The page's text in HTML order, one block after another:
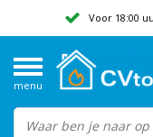
Voor 18:00
menu